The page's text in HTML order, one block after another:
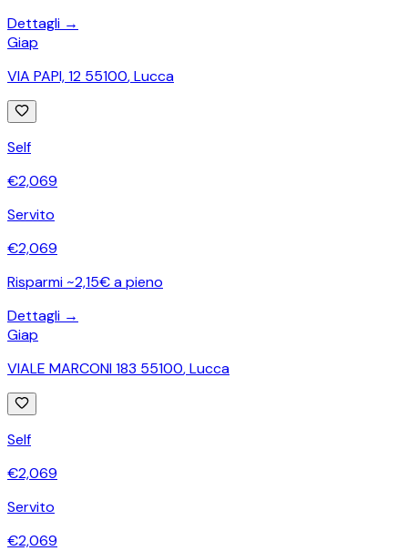
Dettagli →
Giap
VIA PAPI, 12 55100,Lucca
Self
€2,069
Servito
€2,069
Risparmi ~2,15€ a pieno
Dettagli →
Giap
VIALE MARCONI 183 55100,Lucca
Self
€2,069
Servito
€2,069